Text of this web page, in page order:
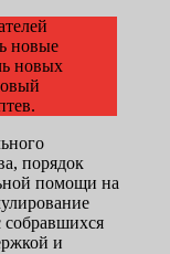
новые
новых
порядок
помощи на
и